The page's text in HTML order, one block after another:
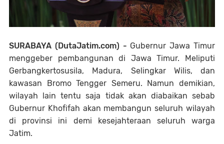
SURABAYA (DutaJatim.com) - Gubernur Jawa Timur
menggeber pembangunan di Jawa Timur. Meliputi
Gerbangkertosusila, Madura, Selingkar Wilis, dan
kawasan Bromo Tengger Semeru. Namun demikian,
wilayah lain tentu saja tidak akan diabaikan sebab
Gubernur Khofifah akan membangun seluruh wilayah
di provinsi ini demi kesejahteraan seluruh warga
Jatim.